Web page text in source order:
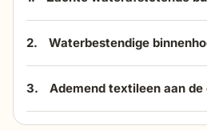
2. Waterbestendige
3. Ademend textileen aan de